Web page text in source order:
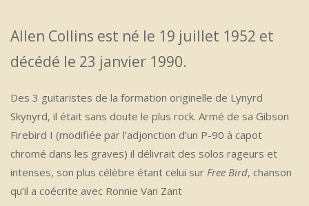
Allen Collins est né le 19 juillet 1952 et
décédé le 23 janvier 1990.
Des 3 guitaristes de la formation originelle de Lynyrd
Skynyrd, il était sans doute le plus rock. Armé de sa Gibson
Firebird I (modifiée par l’adjonction d’un P-90 à capot
chromé dans les graves) il délivrait des solos rageurs et
intenses, son plus célèbre étant celui sur Free Bird, chanson
qu’il a coécrite avec Ronnie Van Zant